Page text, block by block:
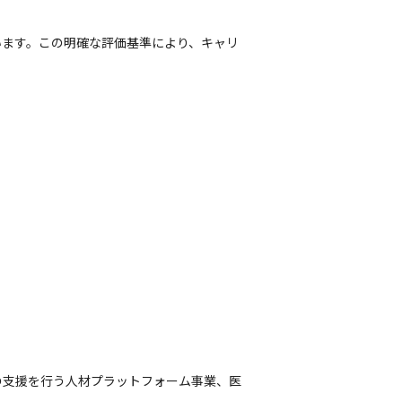
す。この明確な評価基準により、キャリ
援を行う人材プラットフォーム事業、医